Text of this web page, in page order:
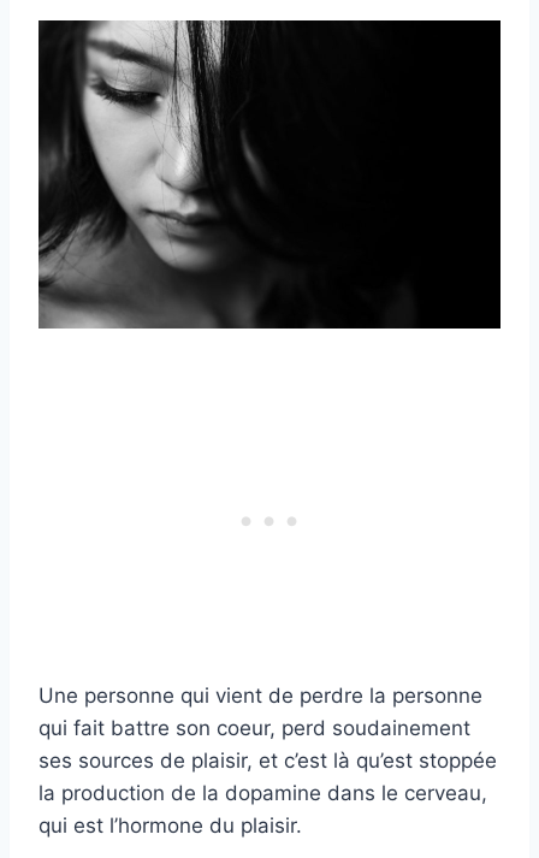
Une personne qui vient de perdre la personne
qui fait battre son coeur, perd soudainement
ses sources de plaisir, et c’est là qu’est stoppée
la production de la dopamine dans le cerveau,
qui est l’hormone du plaisir.